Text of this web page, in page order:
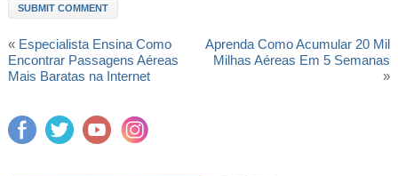
« Especialista Ensina Como
Encontrar Passagens Aéreas
Mais Baratas na Internet
Aprenda Como Acumular 20 Mil
Milhas Aéreas Em 5 Semanas
»